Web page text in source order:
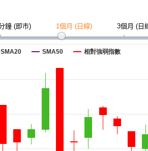
鐘 (即市) 1個月 (日線) 3個月 (日